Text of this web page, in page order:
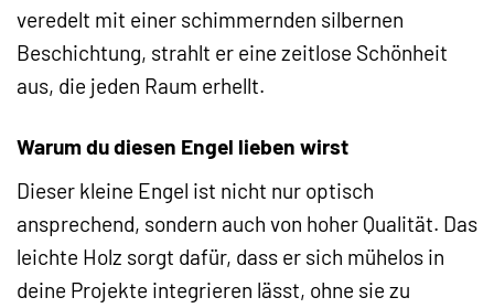
veredelt mit einer schimmernden silbernen
Beschichtung, strahlt er eine zeitlose Schönheit
aus, die jeden Raum erhellt.
Warum du diesen Engel lieben wirst
Dieser kleine Engel ist nicht nur optisch
ansprechend, sondern auch von hoher Qualität. Das
leichte Holz sorgt dafür, dass er sich mühelos in
deine Projekte integrieren lässt, ohne sie zu